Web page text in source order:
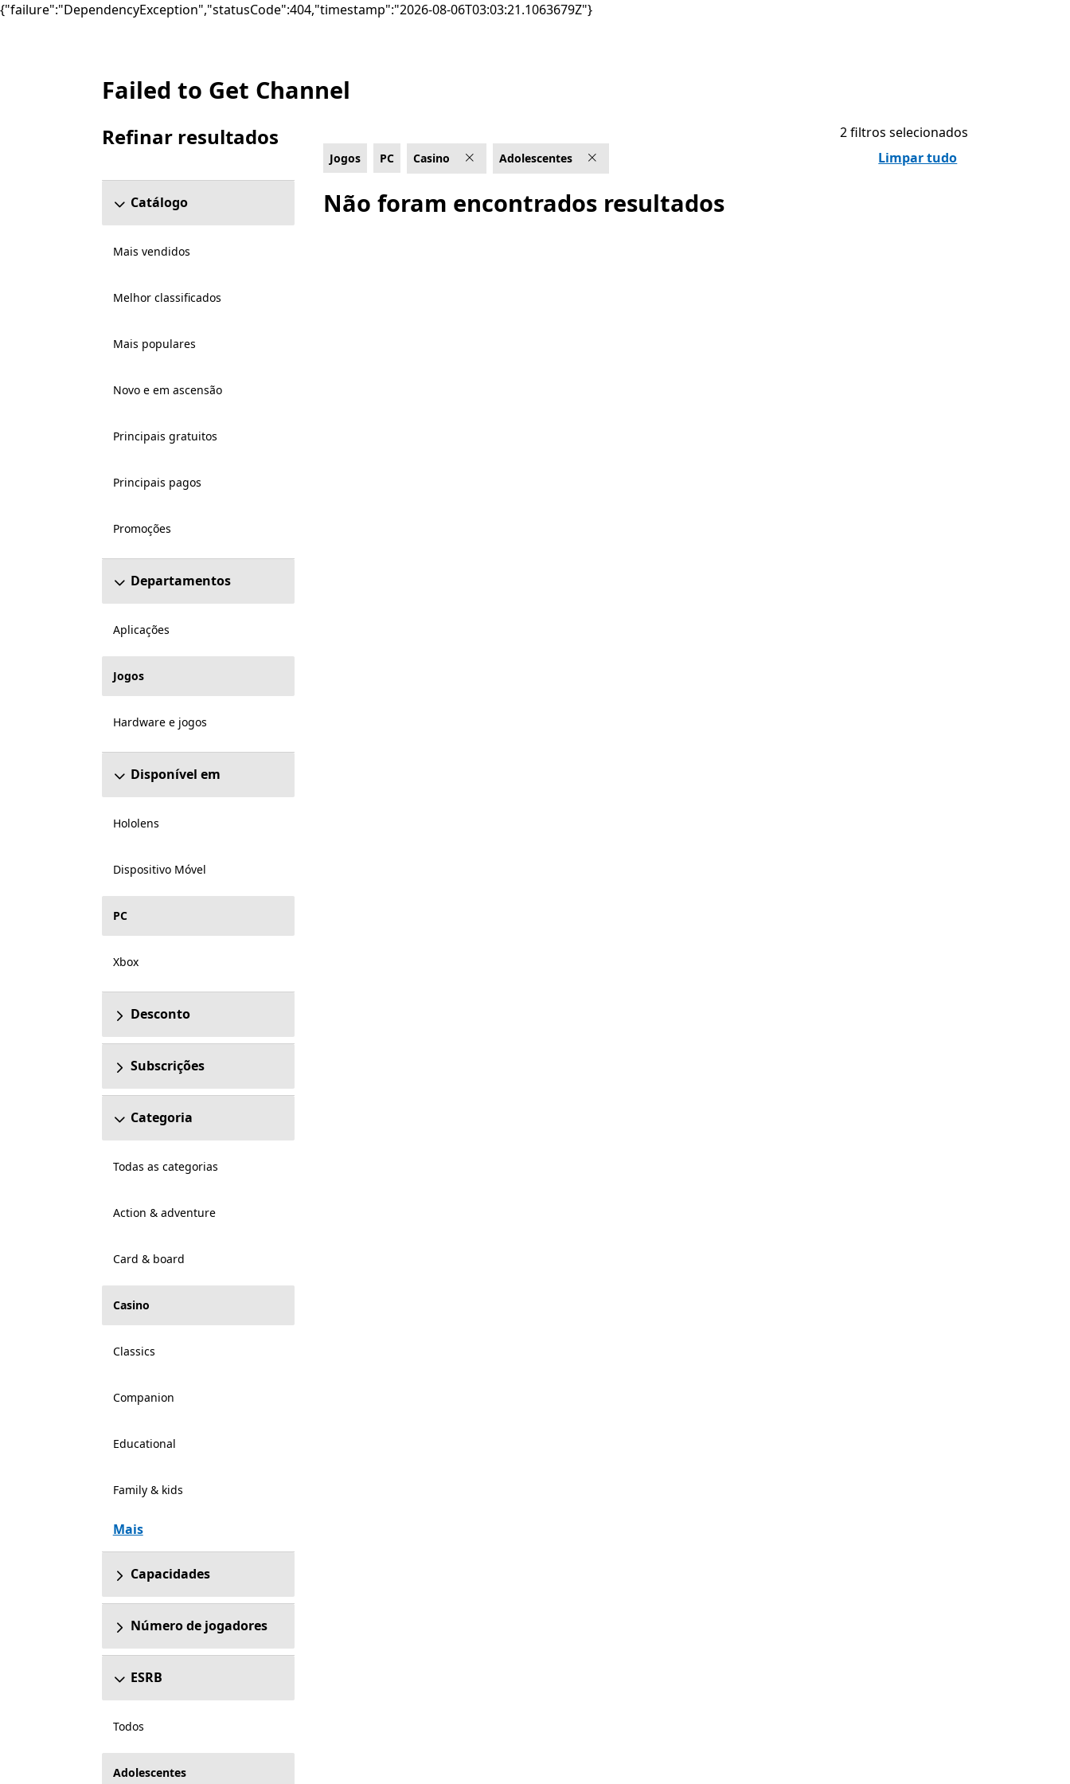
{"failure":"DependencyException","statusCode":404,"timestamp":"2026-08-06T03:03:21.1063679Z"}
List Microsoft.com
Failed to Get Channel
Refinar resultados
Catálogo
Mais vendidos
Melhor classificados
Mais populares
Novo e em ascensão
Principais gratuitos
Principais pagos
Promoções
Departamentos
Aplicações
Jogos
Hardware e jogos
Disponível em
Hololens
Dispositivo Móvel
PC
Xbox
Desconto
Subscrições
Categoria
Todas as categorias
Action & adventure
Card & board
Casino
Classics
Companion
Educational
Family & kids
Mais
Capacidades
Número de jogadores
ESRB
Todos
Adolescentes
Jogos PC Casino Adolescentes
2 filtros selecionados
Limpar tudo
Não foram encontrados resultados